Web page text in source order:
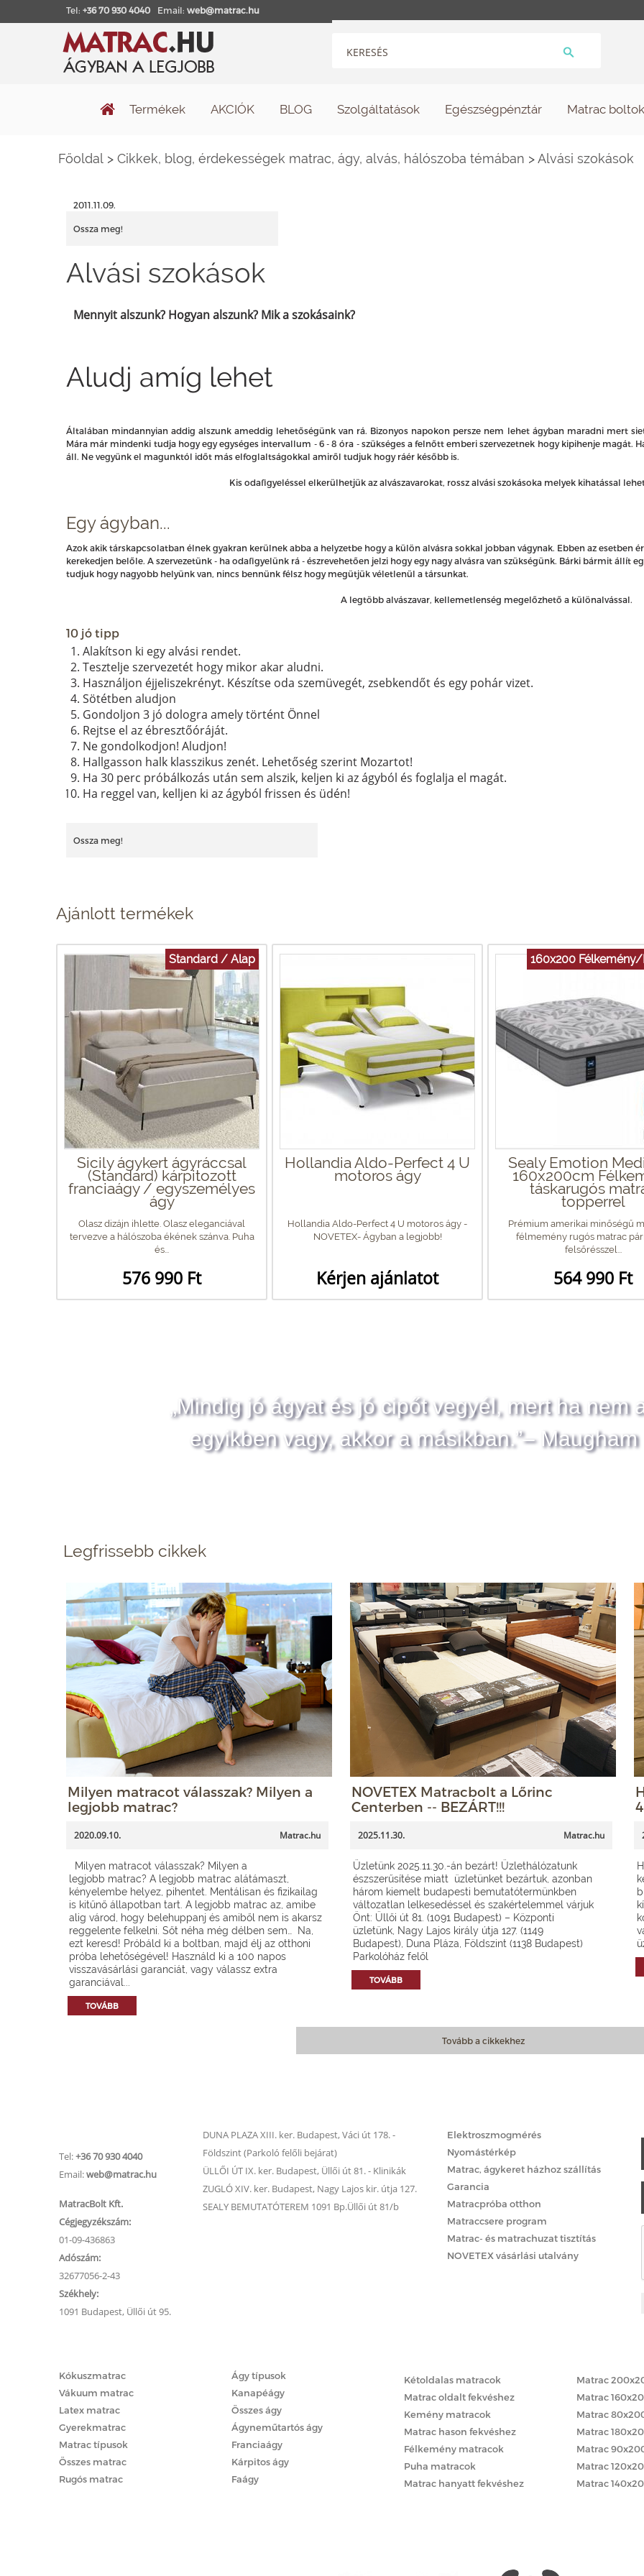
Tel: +36 70 930 4040 Email: web@matrac.hu
Termékek AKCIÓK BLOG Szolgáltatások Egészségpénztár Matrac boltok
Főoldal > Cikkek, blog, érdekességek matrac, ágy, alvás, hálószoba témában >Alvási szokások
2011.11.09.
Ossza meg!
Alvási szokások
Mennyit alszunk? Hogyan alszunk? Mik a szokásaink?
Aludj amíg lehet
Általában mindannyian addig alszunk ameddig lehetőségünk van rá. Bizonyos napokon persze nem lehet ágyban maradni mert
Mára már mindenki tudja hogy egy egységes intervallum - 6 - 8 óra - szükséges a felnőtt emberi szervezetnek hogy kipihenje magát.
áll. Ne vegyünk el magunktól időt más elfoglaltságokkal amiről tudjuk hogy ráér később is.
Kis odafigyeléssel elkerülhetjük az alvászavarokat, rossz alvási szokásoka melyek kihatással
Egy ágyban...
Azok akik társkapcsolatban élnek gyakran kerülnek abba a helyzetbe hogy a külön alvásra sokkal jobban vágynak. Ebben az esetben
kerekedjen belőle. A szervezetünk - ha odafigyelünk rá - észrevehetően jelzi hogy egy nagy alvásra van szükségünk. Bárki bármit állít
tudjuk hogy nagyobb helyünk van, nincs bennünk félsz hogy megütjük véletlenül a társunkat.
A legtöbb alvászavar, kellemetlenség megelőzhető a különalvással.
10 jó tipp
Alakítson ki egy alvási rendet.
Tesztelje szervezetét hogy mikor akar aludni.
Használjon éjjeliszekrényt. Készítse oda szemüvegét, zsebkendőt és egy pohár vizet.
Sötétben aludjon
Gondoljon 3 jó dologra amely történt Önnel
Rejtse el az ébresztőóráját.
Ne gondolkodjon! Aludjon!
Hallgasson halk klasszikus zenét. Lehetőség szerint Mozartot!
Ha 30 perc próbálkozás után sem alszik, keljen ki az ágyból és foglalja el magát.
Ha reggel van, kelljen ki az ágyból frissen és üdén!
Ossza meg!
Ajánlott termékek
Standard / Alap
Sicily ágykert ágyráccsal
(Standard) kárpitozott
franciaágy / egyszemélyes
ágy
Olasz dizájn ihlette. Olasz eleganciával
tervezve a hálószoba ékének szánva. Puha
és...
576 990 Ft
Hollandia Aldo-Perfect 4 U
motoros ágy
Hollandia Aldo-Perfect 4 U motoros ágy -
NOVETEX- Ágyban a legjobb!
Kérjen ajánlatot
160x200
Sealy Emotion
160x200cm
táskarugós
topperrel
Prémium amerikai minőségű
félmemény rugós matrac
felsőrésszel...
564 990 Ft
„Mindig jó ágyat és jó cipőt vegyél, mert ha nem
egyikben vagy, akkor a másikban.”– Maugham
Legfrissebb cikkek
Milyen matracot válasszak? Milyen a
legjobb matrac?
2020.09.10. Matrac.hu
Milyen matracot válasszak? Milyen a
legjobb matrac? A legjobb matrac alátámaszt,
kényelembe helyez, pihentet. Mentálisan és fizikailag
is kitűnő állapotban tart. A legjobb matrac az, amibe
alig várod, hogy belehuppanj és amiből nem is akarsz
reggelente felkelni. Sőt néha még délben sem… Na,
ezt keresd! Próbáld ki a boltban, majd élj az otthoni
próba lehetőségével! Használd ki a 100 napos
visszavásárlási garanciát, vagy válassz extra
garanciával...
TOVÁBB
NOVETEX Matracbolt a Lőrinc
Centerben -- BEZÁRT!!!
2025.11.30. Matrac.hu
Üzletünk 2025.11.30.-án bezárt! Üzlethálózatunk
észszerűsítése miatt üzletünket bezártuk, azonban
három kiemelt budapesti bemutatótermünkben
változatlan lelkesedéssel és szakértelemmel várjuk
Önt: Üllői út 81. (1091 Budapest) – Központi
üzletünk, Nagy Lajos király útja 127. (1149
Budapest), Duna Pláza, Földszint (1138 Budapest)
Parkolóház felől
TOVÁBB
Tovább a cikkekhez
Tel:+36 70 930 4040
Email:web@matrac.hu
MatracBolt Kft.
Cégjegyzékszám:
01-09-436863
Adószám:
32677056-2-43
Székhely:
1091 Budapest, Üllői út 95.
DUNA PLAZA XIII. ker. Budapest, Váci út 178. -
Földszint (Parkoló felőli bejárat)
ÜLLŐI ÚT IX. ker. Budapest, Üllői út 81. - Klinikák
ZUGLÓ XIV. ker. Budapest, Nagy Lajos kir. útja 127.
SEALY BEMUTATÓTEREM 1091 Bp.Üllői út 81/b
Elektroszmogmérés
Nyomástérkép
Matrac, ágykeret házhoz szállítás
Garancia
Matracpróba otthon
Matraccsere program
Matrac- és matrachuzat tisztítás
NOVETEX vásárlási utalvány
Kókuszmatrac
Vákuum matrac
Latex matrac
Gyerekmatrac
Matrac típusok
Összes matrac
Rugós matrac
Ágy típusok
Kanapéágy
Összes ágy
Ágyneműtartós ágy
Franciaágy
Kárpitos ágy
Faágy
Kétoldalas matracok
Matrac oldalt fekvéshez
Kemény matracok
Matrac hason fekvéshez
Félkemény matracok
Puha matracok
Matrac hanyatt fekvéshez
Matrac
Matrac
Matrac
Matrac
Matrac
Matrac
Matrac